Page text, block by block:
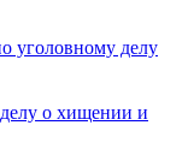
уголовному делу
о хищении и